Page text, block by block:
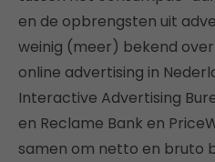
en de opbrengsten uit
weinig (meer) bekend
online advertising in
Interactive Advertising
en Reclame Bank en
samen om netto en bruto